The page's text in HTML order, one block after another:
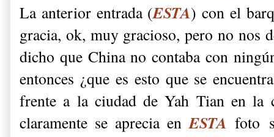
La anterior entrada (ESTA) con el
gracia, ok, muy gracioso, pero no nos
dicho que China no contaba con
entonces ¿que es esto que se
frente a la ciudad de Yah Tian en la
claramente se aprecia enESTA foto